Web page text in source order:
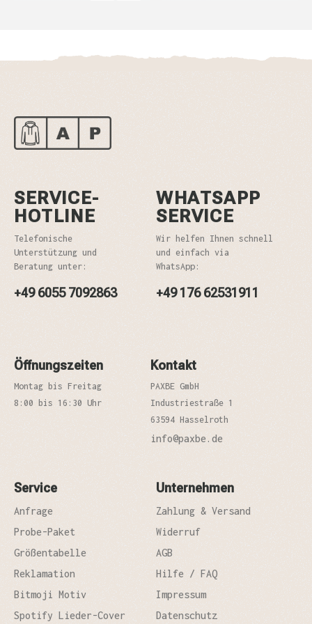
SERVICE-
HOTLINE
Telefonische
Unterstützung und
Beratung unter:
+49 6055 7092863
WHATSAPP
SERVICE
Wir helfen Ihnen schnell
und einfach via
WhatsApp:
+49 176 62531911
Öffnungszeiten
Montag bis Freitag
8:00 bis 16:30 Uhr
Kontakt
PAXBE GmbH
Industriestraße 1
63594 Hasselroth
info@paxbe.de
Service
Anfrage
Probe-Paket
Größentabelle
Reklamation
Bitmoji Motiv
Spotify Lieder-Cover
Unternehmen
Zahlung & Versand
Widerruf
AGB
Hilfe / FAQ
Impressum
Datenschutz